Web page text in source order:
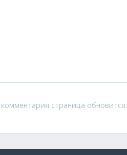
страница обновится.